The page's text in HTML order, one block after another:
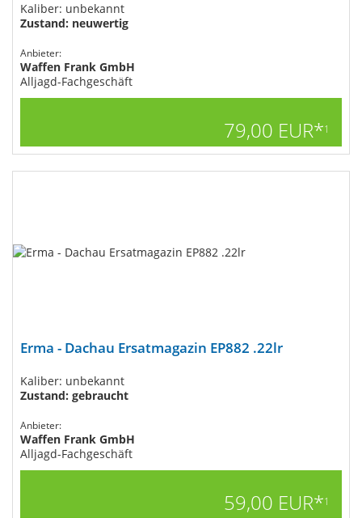
Kaliber: unbekannt
Zustand: neuwertig
Anbieter:
Waffen Frank GmbH
Alljagd-Fachgeschäft
79,00 EUR*1
Erma - Dachau Ersatmagazin EP882 .22lr
Kaliber: unbekannt
Zustand: gebraucht
Anbieter:
Waffen Frank GmbH
Alljagd-Fachgeschäft
59,00 EUR*1